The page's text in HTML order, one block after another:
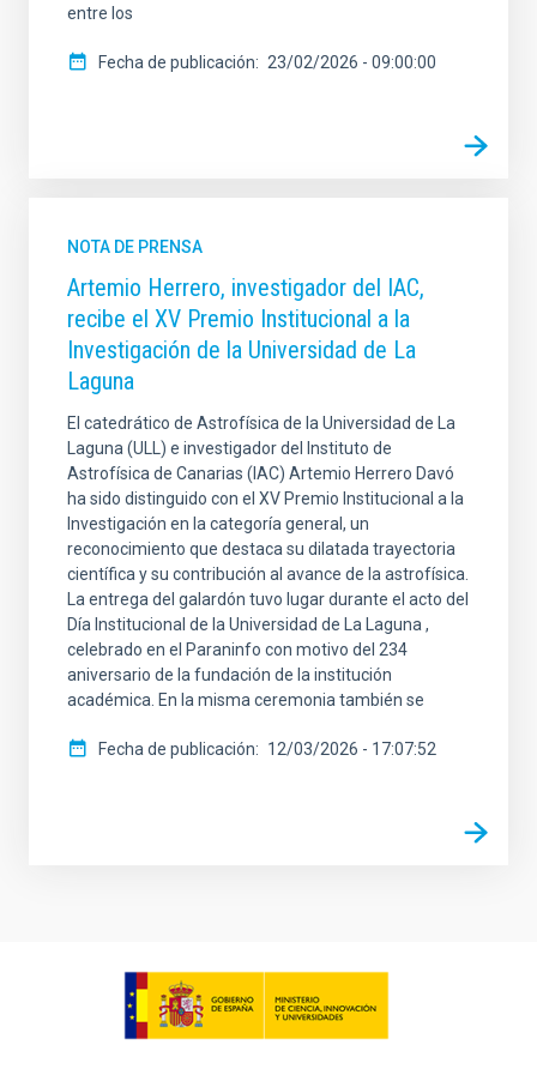
entre los
Fecha de publicación 23/02/2026 - 09:00:00
NOTA DE PRENSA
Artemio Herrero, investigador del IAC,
recibe el XV Premio Institucional a la
Investigación de la Universidad de La
Laguna
El catedrático de Astrofísica de la Universidad de La
Laguna (ULL) e investigador del Instituto de
Astrofísica de Canarias (IAC) Artemio Herrero Davó
ha sido distinguido con el XV Premio Institucional a la
Investigación en la categoría general, un
reconocimiento que destaca su dilatada trayectoria
científica y su contribución al avance de la astrofísica.
La entrega del galardón tuvo lugar durante el acto del
Día Institucional de la Universidad de La Laguna ,
celebrado en el Paraninfo con motivo del 234
aniversario de la fundación de la institución
académica. En la misma ceremonia también se
Fecha de publicación 12/03/2026 - 17:07:52